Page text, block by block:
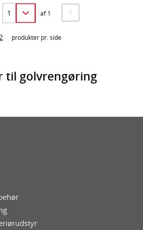
af 1
produkter pr. side
til golvrengøring